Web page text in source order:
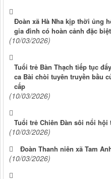
Đoàn xã Hà Nha kịp thời ủng
gia đình có hoàn cảnh đặc
(10/03/2026)
Tuổi trẻ Bàn Thạch tiếp tục
ca Bài chòi tuyên truyền bầu
cấp
(10/03/2026)
Tuổi trẻ Chiên Đàn sôi nổi
(10/03/2026)
Đoàn Thanh niên xã Tam
(10/03/2026)